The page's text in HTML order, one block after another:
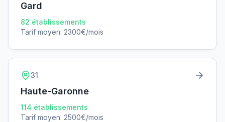
Gard
82 établissements
Tarif moyen: 2300€/mois
31
Haute-Garonne
114 établissements
Tarif moyen: 2500€/mois